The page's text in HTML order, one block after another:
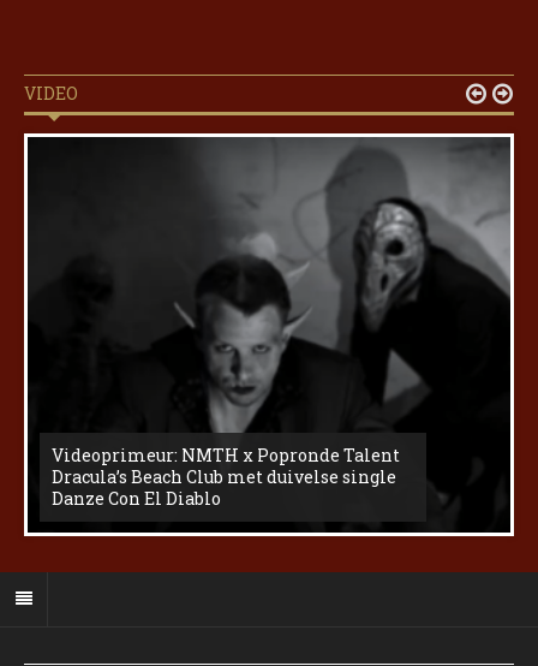
VIDEO
Videoprimeur: NMTH x Popronde Talent
Dracula’s Beach Club met duivelse single
Danze Con El Diablo
 